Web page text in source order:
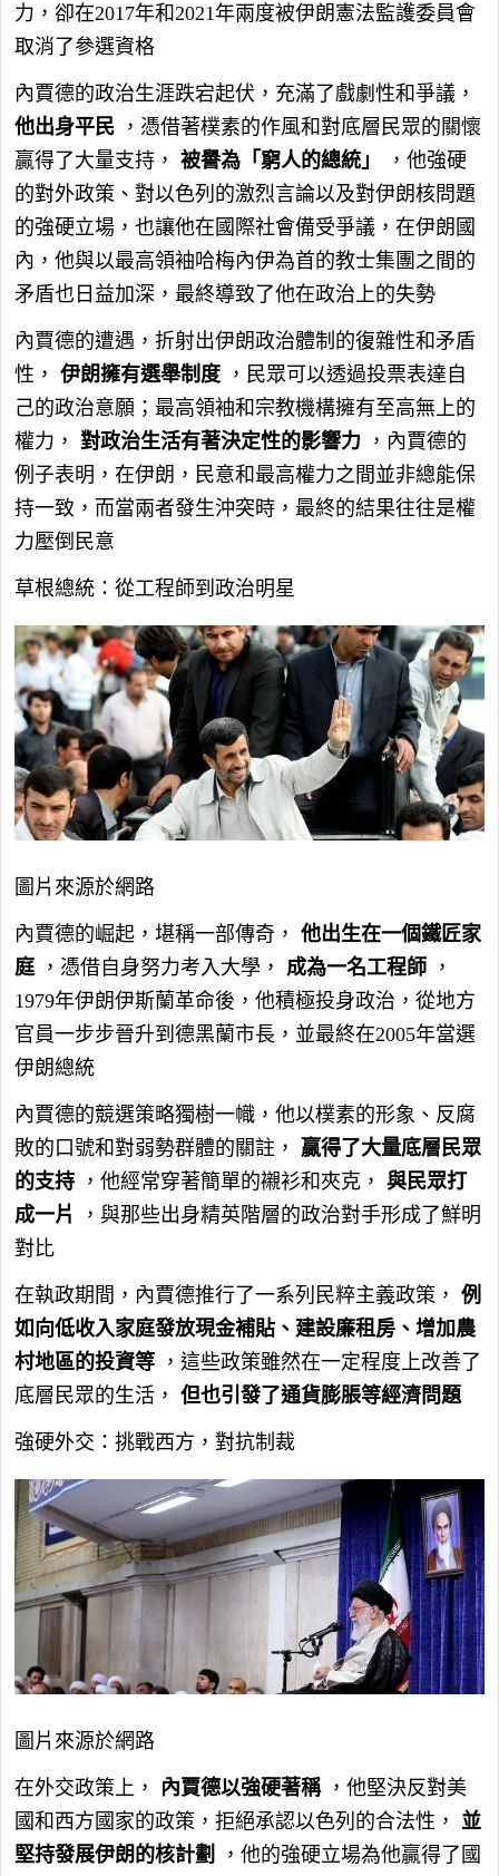
力，卻在2017年和2021年兩度被伊朗憲法監護委員會
取消了參選資格
內賈德的政治生涯跌宕起伏，充滿了戲劇性和爭議，
他出身平民 ，憑借著樸素的作風和對底層民眾的關懷
贏得了大量支持， 被譽為「窮人的總統」
，他強硬
的對外政策、對以色列的激烈言論以及對伊朗核問題
的強硬立場，也讓他在國際社會備受爭議，在伊朗國
內，他與以最高領袖哈梅內伊為首的教士集團之間的
矛盾也日益加深，最終導致了他在政治上的失勢
內賈德的遭遇，折射出伊朗政治體制的復雜性和矛盾
性， 伊朗擁有選舉制度 ，民眾可以透過投票表達自
己的政治意願；最高領袖和宗教機構擁有至高無上的
權力， 對政治生活有著決定性的影響力
，內賈德的
例子表明，在伊朗，民意和最高權力之間並非總能保
持一致，而當兩者發生沖突時，最終的結果往往是權
力壓倒民意
草根總統：從工程師到政治明星
圖片來源於網路
內賈德的崛起，堪稱一部傳奇， 他出生在一個鐵匠家
庭 ，憑借自身努力考入大學， 成為一名工程師 ，
1979年伊朗伊斯蘭革命後，他積極投身政治，從地方
官員一步步晉升到德黑蘭市長，並最終在2005年當選
伊朗總統
內賈德的競選策略獨樹一幟，他以樸素的形象、反腐
敗的口號和對弱勢群體的關註， 贏得了大量底層民眾
的支持 ，他經常穿著簡單的襯衫和夾克， 與民眾打
成一片
，與那些出身精英階層的政治對手形成了鮮明
對比
在執政期間，內賈德推行了一系列民粹主義政策， 例
如向低收入家庭發放現金補貼、建設廉租房、增加農
村地區的投資等 ，這些政策雖然在一定程度上改善了
底層民眾的生活， 但也引發了通貨膨脹等經濟問題
強硬外交：挑戰西方，對抗制裁
圖片來源於網路
在外交政策上， 內賈德以強硬著稱 ，他堅決反對美
國和西方國家的政策，拒絕承認以色列的合法性， 並
堅持發展伊朗的核計劃
，他的強硬立場為他贏得了國